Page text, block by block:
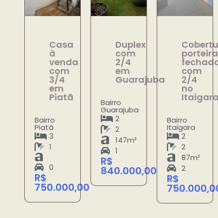
Casa
à
venda
com
3/4
em
Piatã
Bairro
Piatã
3
1
0
R$
750.000,00
Duplex
com
2/4
em
Guarajuba
Bairro
Guarajuba
2
2
147m²
1
R$
840.000,00
porteira
com
2/4
no
Bairro
Itaigara
2
2
87m²
2
R$